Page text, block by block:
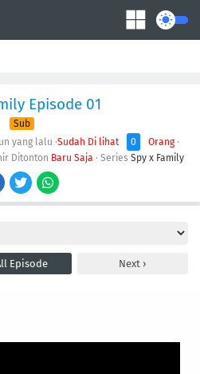
Episode 01
Sub
yang lalu ·Sudah Di lihat 0 Orang·
Ditonton Baru Saja · Series Spy x Family
Episode Next